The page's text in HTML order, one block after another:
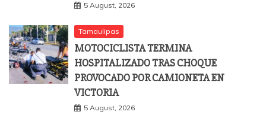
5 August, 2026
Tamaulipas
MOTOCICLISTA TERMINA
HOSPITALIZADO TRAS CHOQUE
PROVOCADO POR CAMIONETA EN
VICTORIA
5 August, 2026